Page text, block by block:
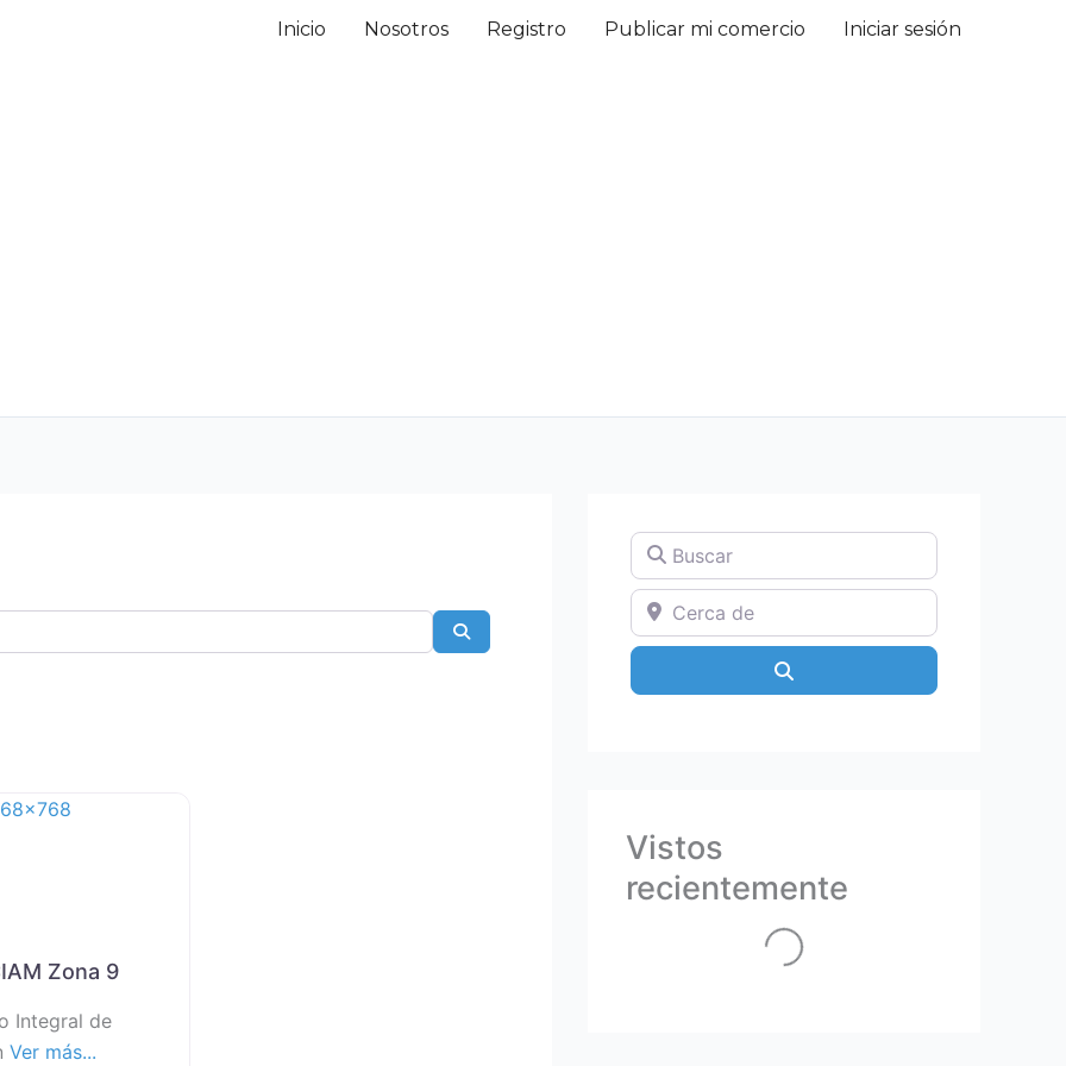
Inicio Nosotros Registro Publicar mi comercio Iniciar sesión
Search
Zona 9
Integral de
Ver más...
Buscar
Cerca de
Vistos
recientemente
Loading...